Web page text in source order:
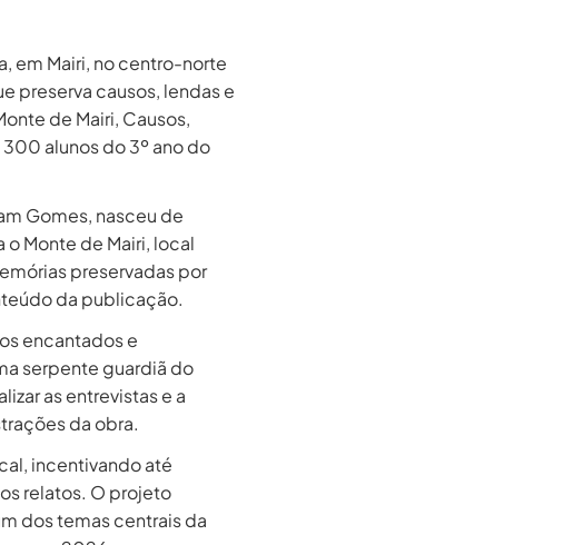
em Mairi, no centro-norte
preserva causos, lendas e
de Mairi, Causos,
alunos do 3º ano do
Gomes, nasceu de
Monte de Mairi, local
preservadas por
da publicação.
encantados e
serpente guardiã do
as entrevistas e a
da obra.
incentivando até
relatos. O projeto
dos temas centrais da